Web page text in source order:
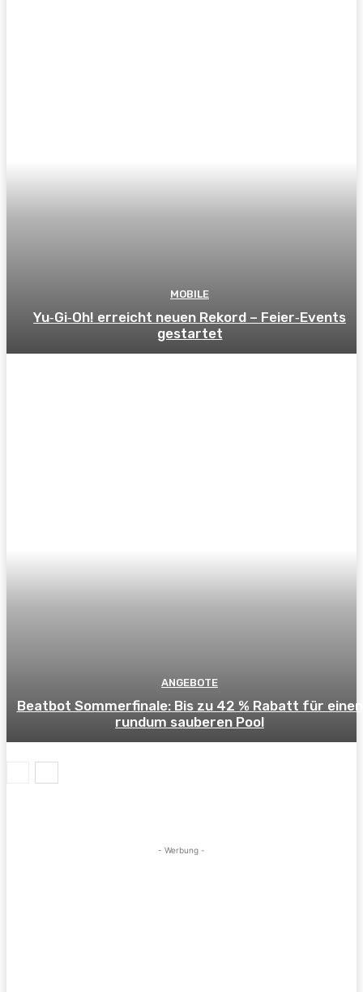
MOBILE
Yu‑Gi‑Oh! erreicht neuen Rekord – Feier‑Events
gestartet
ANGEBOTE
Beatbot Sommerfinale: Bis zu 42 % Rabatt für einen
rundum sauberen Pool
- Werbung -